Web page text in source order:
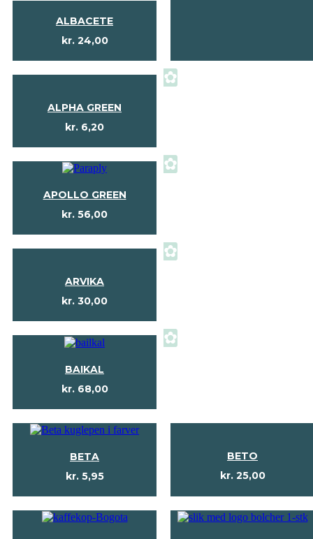
ALBACETE
kr.24,00
ALPHA GREEN
kr. 6,20
✿
APOLLO GREEN
kr. 56,00
✿
ARVIKA
kr. 30,00
✿
BAIKAL
kr.68,00
✿
BETA
kr.5,95
BETO
kr.25,00